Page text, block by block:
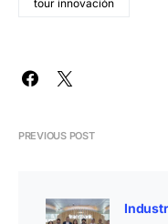
tour innovación
PREVIOUS POST